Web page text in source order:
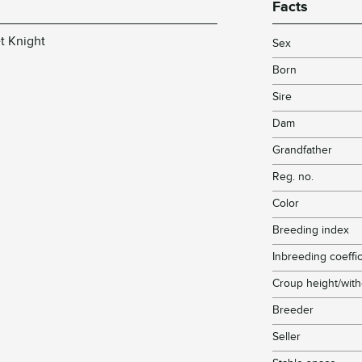
Knight
Facts
Sex
Born
Sire
Dam
Grandfather
Reg. no.
Color
Breeding index
Inbreeding
Croup height/
Breeder
Seller